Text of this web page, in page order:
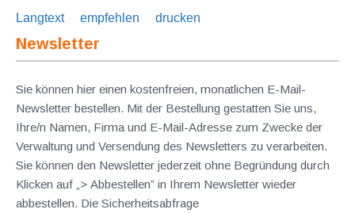
Langtext
empfehlen drucken
Newsletter
Sie können hier einen kostenfreien, monatlichen E-Mail-
Newsletter bestellen. Mit der Bestellung gestatten Sie uns,
Ihre/n Namen, Firma und E-Mail-Adresse zum Zwecke der
Verwaltung und Versendung des Newsletters zu verarbeiten.
Sie können den Newsletter jederzeit ohne Begründung durch
Klicken auf „> Abbestellen” in Ihrem Newsletter wieder
abbestellen. Die Sicherheitsabfrage